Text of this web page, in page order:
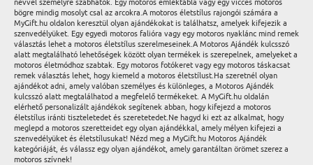
névvel személyre szabhatók. Egy motoros emléktábla vagy egy vicces motoros
bögre mindig mosolyt csal az arcokra.A motoros életstílus rajongói számára a
MyGift.hu oldalon keresztül olyan ajándékokat is találhatsz, amelyek kifejezik a
szenvedélyüket. Egy egyedi motoros falióra vagy egy motoros nyaklánc mind remek
választás lehet a motoros életstílus szerelmeseinek.A Motoros Ajándék kulcsszó
alatt megtalálható lehetőségek között olyan termékek is szerepelnek, amelyeket a
motoros életmódhoz szabtak. Egy motoros fotókeret vagy egy motoros táskacsat
remek választás lehet, hogy kiemeld a motoros életstílust.Ha szeretnél olyan
ajándékot adni, amely valóban személyes és különleges, a Motoros Ajándék
kulcsszó alatt megtalálhatod a megfelelő termékeket. A MyGift.hu oldalán
elérhető personalizált ajándékok segítenek abban, hogy kifejezd a motoros
életstílus iránti tiszteletedet és szeretetedet.Ne hagyd ki ezt az alkalmat, hogy
meglepd a motoros szeretteidet egy olyan ajándékkal, amely mélyen kifejezi a
szenvedélyüket és életstílusukat! Nézd meg a MyGift.hu Motoros Ajándék
kategóriáját, és válassz egy olyan ajándékot, amely garantáltan örömet szerez a
motoros szívnek!